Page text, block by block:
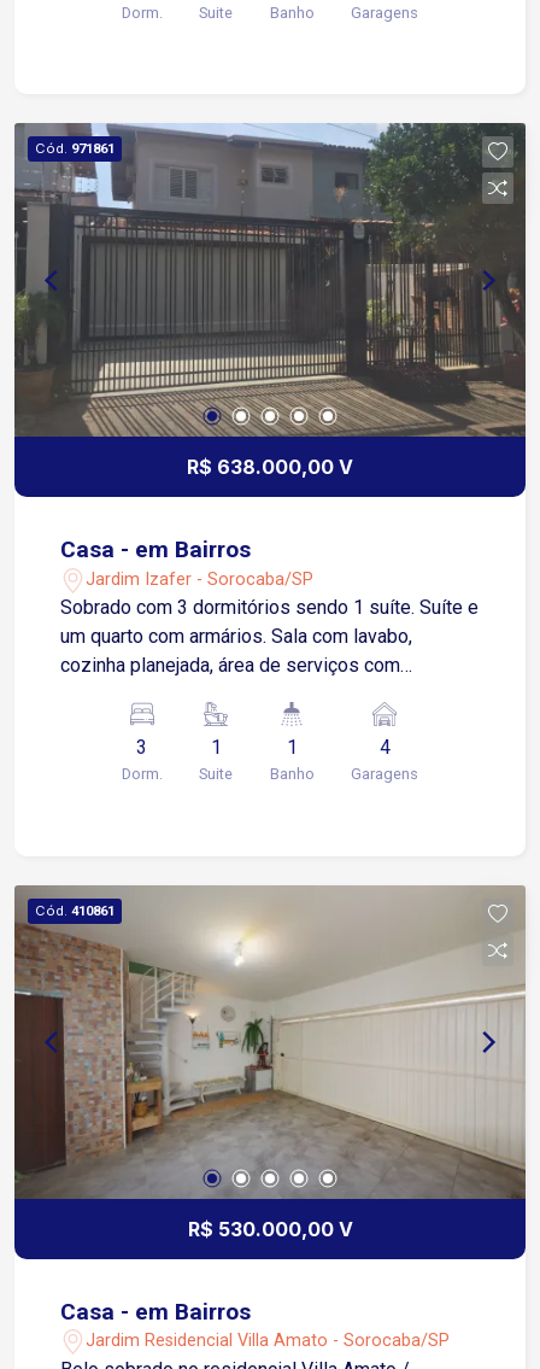
Dorm. Suite Banho Garagens
Cód. 971861
R$ 638.000,00 V
Casa - em Bairros
Jardim Izafer - Sorocaba/SP
Sobrado com 3 dormitórios sendo 1 suíte. Suíte e
um quarto com armários. Sala com lavabo,
cozinha planejada, área de serviços com
para 4 carros com 2 cobertos, Piscina e área
gourmet com cooktop, armários e balcões. Ar
condicionado, câmeras de vigilância e cerca
3
Dorm.
1
Suite
1
Banho
4
Garagens
Cód. 410861
R$ 530.000,00 V
Casa - em Bairros
Jardim Residencial Villa Amato - Sorocaba/SP